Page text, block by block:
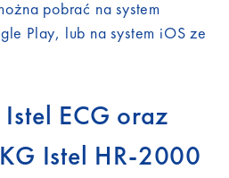
pobrać na system
Play, lub na system iOS ze
ECG oraz
Istel HR-2000